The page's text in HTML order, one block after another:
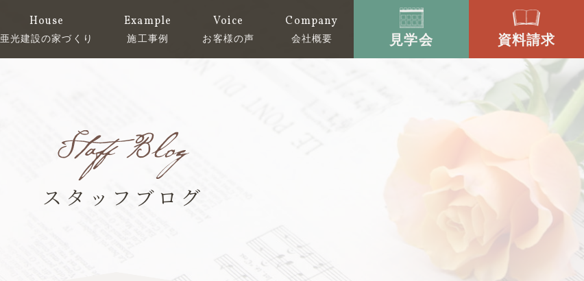
亜光建設の家づくり
House
施工事例
Example
お客様の声
Voice
会社概要
Company
見学会 資料請求
スタッフブログ